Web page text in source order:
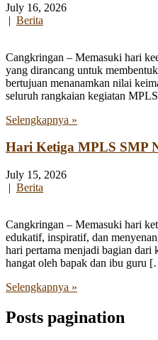
July 16, 2026
| Berita
Cangkringan – Memasuki hari
yang dirancang untuk
bertujuan menanamkan nilai
seluruh rangkaian kegiatan
Selengkapnya »
Hari Ketiga MPLS SMP
July 15, 2026
| Berita
Cangkringan – Memasuki hari
edukatif, inspiratif, dan
hari pertama menjadi bagian dari
hangat oleh bapak dan ibu guru
Selengkapnya »
Posts pagination